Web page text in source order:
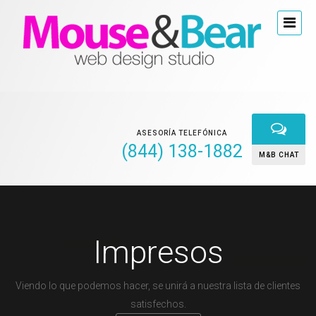
ASESORÍA TELEFÓNICA
(844) 138-1882 M&B CHAT
Impresos
Viendo lo que podemos hacer, se unirá a nuestra lista de clientes
satisfechos.